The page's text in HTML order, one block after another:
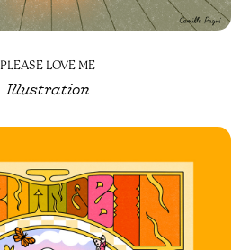
PLEASE LOVE ME
Illustration